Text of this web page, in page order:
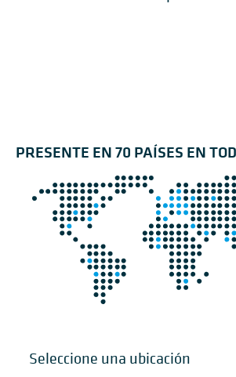
PRESENTE EN 70 PAÍSES EN